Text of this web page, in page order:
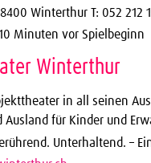
Winterthur T: 052 212
Minuten vor Spielbeginn
Winterthur
in all seinen
Ausland für Kinder und
Unterhaltend. –